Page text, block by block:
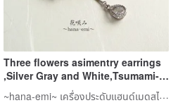
Three flowers asimentry earrings
,Silver Gray and White,Tsumami-
zaiku
~hana-emi~ เครื่องประดับแฮนด์เมดสไตล์ญี่ปุ่น